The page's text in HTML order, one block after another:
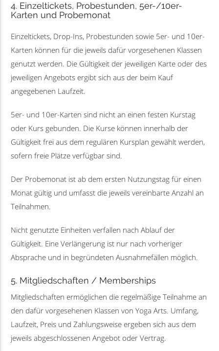
4. Einzeltickets, Probestunden, 5er-/10er-
Karten und Probemonat
Einzeltickets, Drop-Ins, Probestunden sowie 5er- und 10er-
Karten können für die jeweils dafür vorgesehenen Klassen
genutzt werden. Die Gültigkeit der jeweiligen Karte oder des
jeweiligen Angebots ergibt sich aus der beim Kauf
angegebenen Laufzeit.
5er- und 10er-Karten sind nicht an einen festen Kurstag
oder Kurs gebunden. Die Kurse können innerhalb der
Gültigkeit frei aus dem regulären Kursplan gewählt werden,
sofern freie Plätze verfügbar sind.
Der Probemonat ist ab dem ersten Nutzungstag für einen
Monat gültig und umfasst die jeweils vereinbarte Anzahl an
Teilnahmen.
Nicht genutzte Einheiten verfallen nach Ablauf der
Gültigkeit. Eine Verlängerung ist nur nach vorheriger
Absprache und in begründeten Ausnahmefällen möglich.
5. Mitgliedschaften / Memberships
Mitgliedschaften ermöglichen die regelmäßige Teilnahme an
den dafür vorgesehenen Klassen von Yoga Arts. Umfang,
Laufzeit, Preis und Zahlungsweise ergeben sich aus dem
jeweils abgeschlossenen Angebot oder Vertrag.